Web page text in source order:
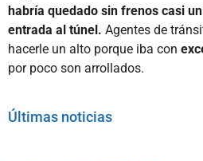
habría quedado sin frenos casi
entrada al túnel. Agentes de
hacerle un alto porque iba con
por poco son arrollados.
Últimas noticias